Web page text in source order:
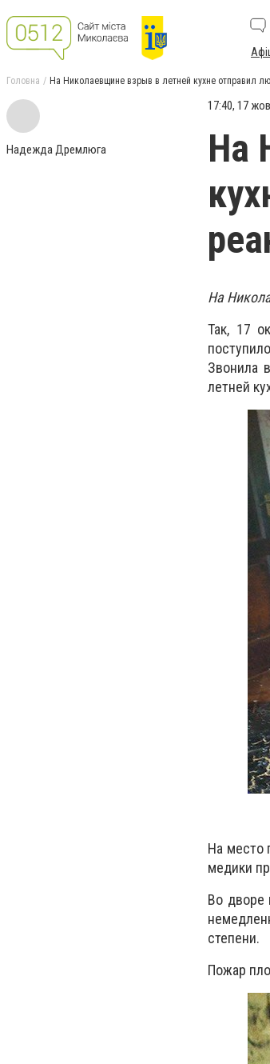
Головна На Николаевщине взрыв в летней кухне отправил
Надежда Дремлюга
17:40, 17
На
На
Так, 17
Звонила
летней
На место
медики
Во дворе
степени.
Пожар